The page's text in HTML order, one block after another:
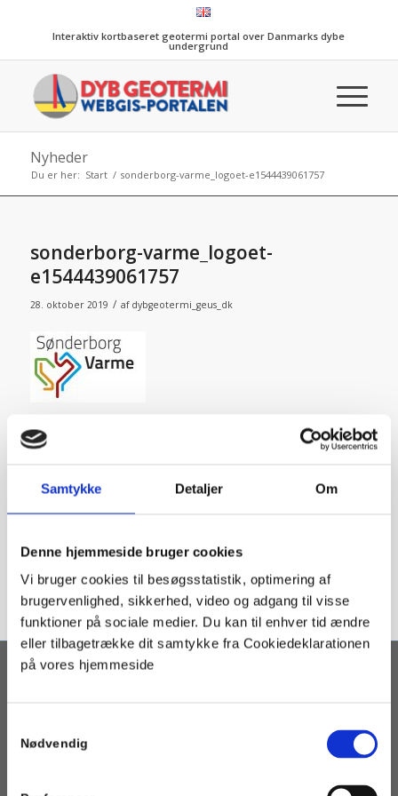
Samtykke Detaljer Om
Denne hjemmeside bruger cookies
Vi bruger cookies til besøgsstatistik, optimering af
brugervenlighed, sikkerhed, video og adgang til visse
funktioner på sociale medier. Du kan til enhver tid ændre
eller tilbagetrække dit samtykke fra Cookiedeklarationen
på vores hjemmeside
Nødvendig
Interaktiv kortbaseret geotermi portal over Danmarks dybe
undergrund
Nyheder
Du er her: Start / sonderborg-varme_logoet-e1544439061757
sonderborg-varme_logoet-
e1544439061757
28. oktober 2019 / af dybgeotermi_geus_dk
Share this entry
geotermi portal som henvender sig til fjernvarmeselskaber,
kommuner og andre med interesse i etablering af geotermisk